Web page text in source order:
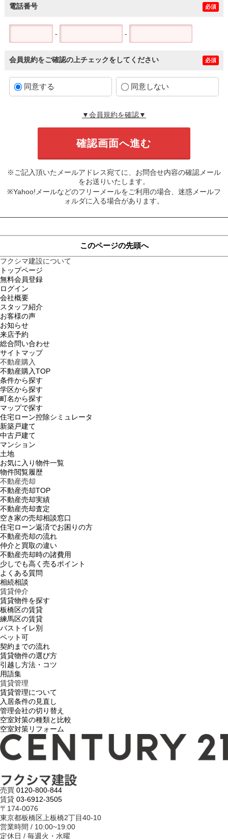
電話番号 必須
- -
会員規約をご確認の上チェックをしてください 必須
同意する 同意しない
▼会員規約を確認▼
※ご記入頂いたメールアドレス宛てに、お問合せ内容の確認メール
をお送りいたします。
※Yahoo!メールなどのフリーメールをご利用の場合、迷惑メールフ
ォルダに入る場合があります。
このページの先頭へ
フクシマ建設について
トップページ
無料会員登録
ログイン
会社概要
スタッフ紹介
お客様の声
お知らせ
来店予約
総合問い合わせ
サイトマップ
不動産購入
不動産購入TOP
条件から探す
学区から探す
町名から探す
マップで探す
住宅ローン控除シミュレータ
新築戸建て
中古戸建て
マンション
土地
お気に入り物件一覧
物件閲覧履歴
不動産売却
不動産売却TOP
不動産売却実績
不動産売却査定
空き家の売却相談窓口
住宅ローン返済でお困りの方
不動産売却の流れ
仲介と買取の違い
不動産売却時の諸費用
少しでも高く売るポイント
よくある質問
相続相談
賃貸仲介
賃貸物件を探す
板橋区の賃貸
練馬区の賃貸
バストイレ別
ペット可
契約までの流れ
賃貸物件の選び方
引越し方法・コツ
用語集
賃貸管理
賃貸管理について
入居条件の見直し
管理会社の切り替え
空室対策の種類と比較
空室対策リフォーム
売買 0120-800-844
賃貸 03-6912-3505
〒174-0076
東京都板橋区上板橋2丁目40-10
営業時間 / 10:00~19:00
定休日 / 毎週火・水曜